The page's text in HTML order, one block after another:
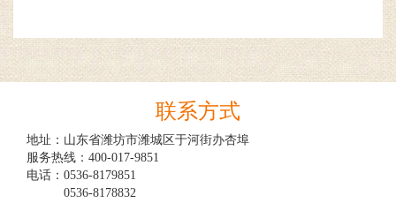
联系方式
地址：山东省潍坊市潍城区于河街办杏埠
服务热线：400-017-9851
电话：0536-8179851
0536-8178832